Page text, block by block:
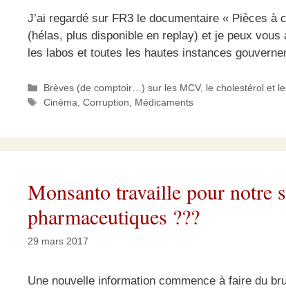
J’ai regardé sur FR3 le documentaire « Pièces
(hélas, plus disponible en replay) et je peux
les labos et toutes les hautes instances
Catégories
Brèves (de comptoir…) sur les MCV, le cholestérol et
Étiquettes
Cinéma,Corruption, Médicaments
Monsanto travaille pour notre
pharmaceutiques ???
29 mars 2017
Une nouvelle information commence à faire du